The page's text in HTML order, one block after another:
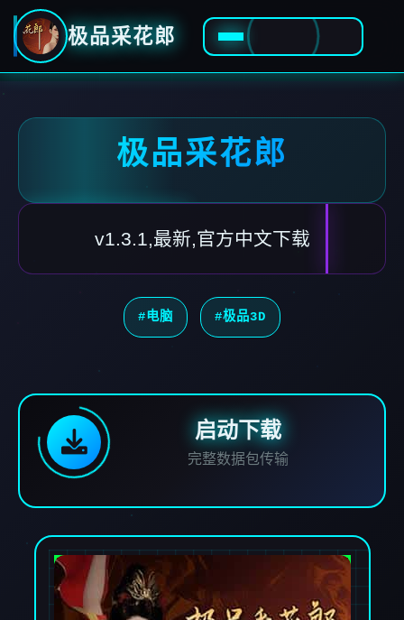
极品采花郎
极品采花郎
v1.3.1,最新,官方中文下载
#电脑 #极品3D
启动下载
完整数据包传输